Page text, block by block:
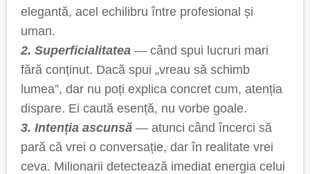
elegantă, acel echilibru între profesional și
uman.
2. Superficialitatea — când spui lucruri mari
fără conținut. Dacă spui „vreau să schimb
lumea”, dar nu poți explica concret cum, atenția
dispare. Ei caută esență, nu vorbe goale.
3. Intenția ascunsă — atunci când încerci să
pară că vrei o conversație, dar în realitate vrei
ceva. Milionarii detectează imediat energia celui